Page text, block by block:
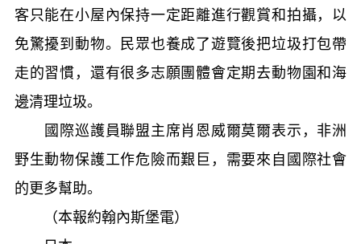
客只能在小屋內保持一定距離進行觀賞和拍攝，以
免驚擾到動物。民眾也養成了遊覽後把垃圾打包帶
走的習慣，還有很多志願團體會定期去動物園和海
邊清理垃圾。
國際巡護員聯盟主席肖恩威爾莫爾表示，非洲
野生動物保護工作危險而艱巨，需要來自國際社會
的更多幫助。
（本報約翰內斯堡電）